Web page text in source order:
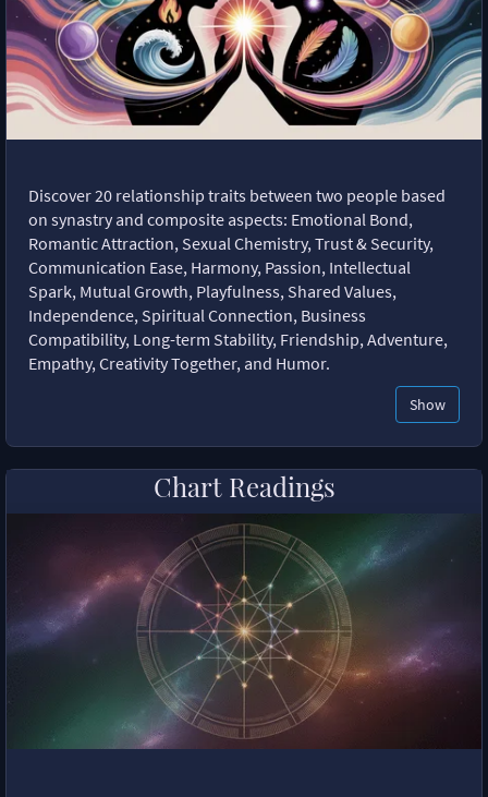
Discover 20 relationship traits between two people based
on synastry and composite aspects: Emotional Bond,
Romantic Attraction, Sexual Chemistry, Trust & Security,
Communication Ease, Harmony, Passion, Intellectual
Spark, Mutual Growth, Playfulness, Shared Values,
Independence, Spiritual Connection, Business
Compatibility, Long-term Stability, Friendship, Adventure,
Empathy, Creativity Together, and Humor.
Show
Chart Readings